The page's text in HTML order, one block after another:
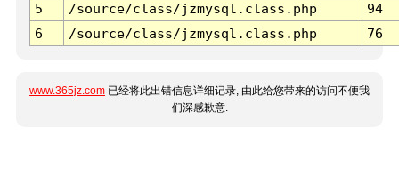
5
/source/class/jzmysql.class.php
94
6
/source/class/jzmysql.class.php 76
www.365jz.com 已经将此出错信息详细记录, 由此给您带来的访问不便我
们深感歉意.